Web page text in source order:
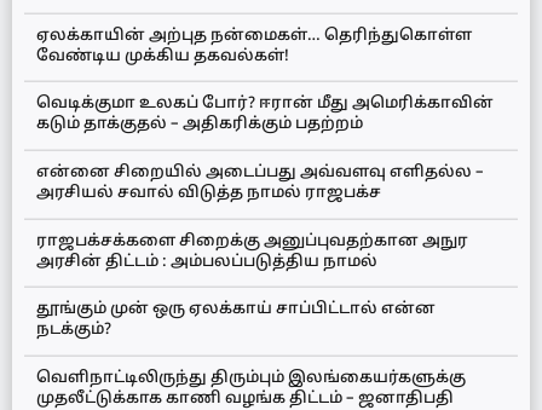
ஏலக்காயின் அற்புத நன்மைகள்… தெரிந்துகொள்ள
வேண்டிய முக்கிய தகவல்கள்!
வெடிக்குமா உலகப் போர்? ஈரான் மீது அமெரிக்காவின்
கடும் தாக்குதல் – அதிகரிக்கும் பதற்றம்
என்னை சிறையில் அடைப்பது அவ்வளவு எளிதல்ல –
அரசியல் சவால் விடுத்த நாமல் ராஜபக்ச
ராஜபக்சக்களை சிறைக்கு அனுப்புவதற்கான அநுர
அரசின் திட்டம் : அம்பலப்படுத்திய நாமல்
தூங்கும் முன் ஒரு ஏலக்காய் சாப்பிட்டால் என்ன
நடக்கும்?
வெளிநாட்டிலிருந்து திரும்பும் இலங்கையர்களுக்கு
முதலீட்டுக்காக காணி வழங்க திட்டம் – ஜனாதிபதி